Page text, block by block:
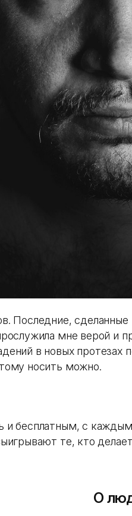
Последние, сделанные
мне верой и
в новых протезах
носить можно.
и бесплатным, с
те, кто
О